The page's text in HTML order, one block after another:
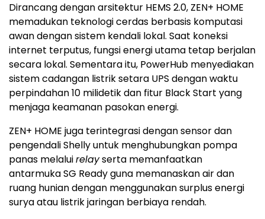
Dirancang dengan arsitektur HEMS 2.0, ZEN+ HOME
memadukan teknologi cerdas berbasis komputasi
awan dengan sistem kendali lokal. Saat koneksi
internet terputus, fungsi energi utama tetap berjalan
secara lokal. Sementara itu, PowerHub menyediakan
sistem cadangan listrik setara UPS dengan waktu
perpindahan 10 milidetik dan fitur Black Start yang
menjaga keamanan pasokan energi.
ZEN+ HOME juga terintegrasi dengan sensor dan
pengendali Shelly untuk menghubungkan pompa
panas melaluirelayserta memanfaatkan
antarmuka SG Ready guna memanaskan air dan
ruang hunian dengan menggunakan surplus energi
surya atau listrik jaringan berbiaya rendah.